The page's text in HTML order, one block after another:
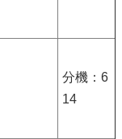
分機：6
14